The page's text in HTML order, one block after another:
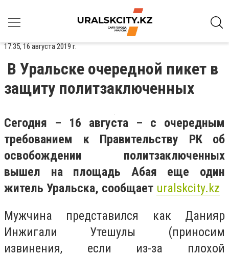
17:35, 16 августа 2019 г.
В Уральске очередной пикет в
защиту политзаключенных
Сегодня – 16 августа – с очередным
требованием к Правительству РК об
освобождении политзаключенных
вышел на площадь Абая еще один
житель Уральска, сообщает uralskcity. kz
Мужчина представился как Данияр
Инжигали Утешулы (приносим
извинения, если из-за плохой